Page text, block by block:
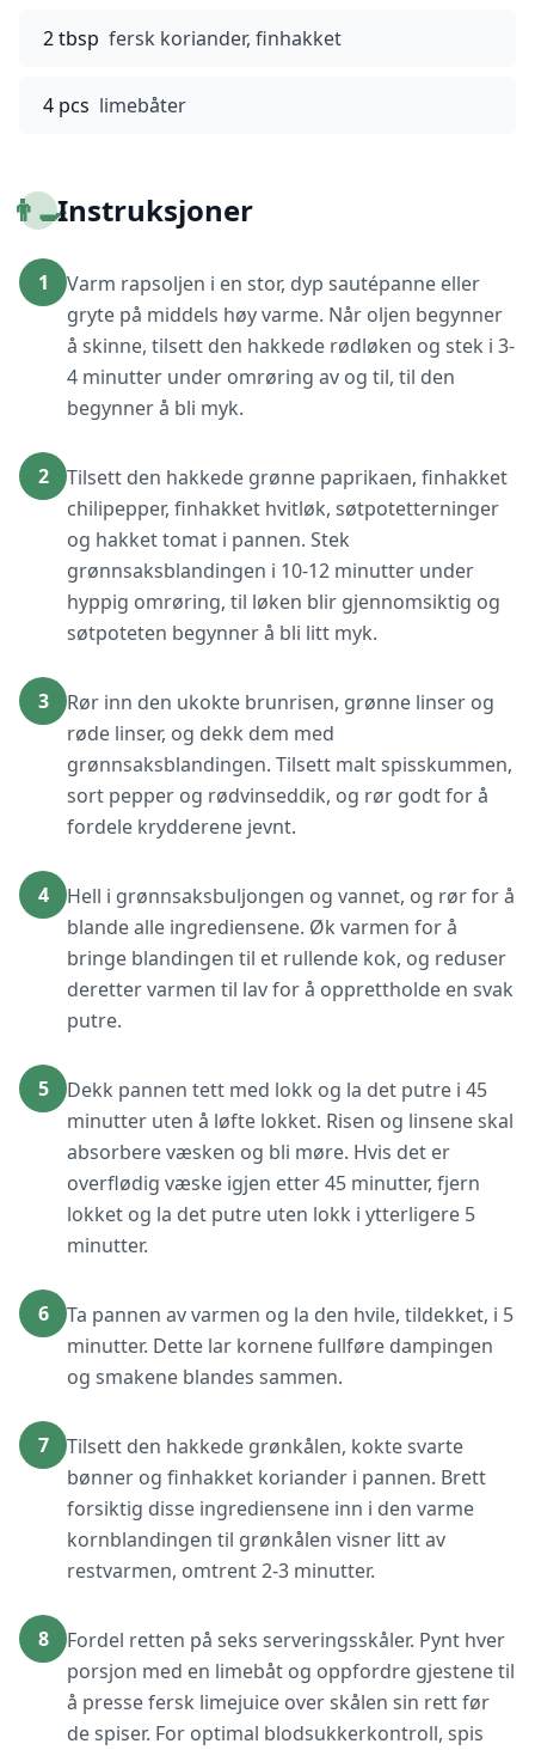
2 tbsp fersk koriander, finhakket
4 pcs limebåter
👨‍🍳Instruksjoner
1
Varm rapsoljen i en stor, dyp sautépanne eller
gryte på middels høy varme. Når oljen begynner
å skinne, tilsett den hakkede rødløken og stek i 3-
4 minutter under omrøring av og til, til den
begynner å bli myk.
2
Tilsett den hakkede grønne paprikaen, finhakket
chilipepper, finhakket hvitløk, søtpotetterninger
og hakket tomat i pannen. Stek
grønnsaksblandingen i 10-12 minutter under
hyppig omrøring, til løken blir gjennomsiktig og
søtpoteten begynner å bli litt myk.
3
Rør inn den ukokte brunrisen, grønne linser og
røde linser, og dekk dem med
grønnsaksblandingen. Tilsett malt spisskummen,
sort pepper og rødvinseddik, og rør godt for å
fordele krydderene jevnt.
4
Hell i grønnsaksbuljongen og vannet, og rør for å
blande alle ingrediensene. Øk varmen for å
bringe blandingen til et rullende kok, og reduser
deretter varmen til lav for å opprettholde en svak
putre.
5
Dekk pannen tett med lokk og la det putre i 45
minutter uten å løfte lokket. Risen og linsene skal
absorbere væsken og bli møre. Hvis det er
overflødig væske igjen etter 45 minutter, fjern
lokket og la det putre uten lokk i ytterligere 5
minutter.
6
Ta pannen av varmen og la den hvile, tildekket, i 5
minutter. Dette lar kornene fullføre dampingen
og smakene blandes sammen.
7
Tilsett den hakkede grønkålen, kokte svarte
bønner og finhakket koriander i pannen. Brett
forsiktig disse ingrediensene inn i den varme
kornblandingen til grønkålen visner litt av
restvarmen, omtrent 2-3 minutter.
8
Fordel retten på seks serveringsskåler. Pynt hver
porsjon med en limebåt og oppfordre gjestene til
å presse fersk limejuice over skålen sin rett før
de spiser. For optimal blodsukkerkontroll, spis